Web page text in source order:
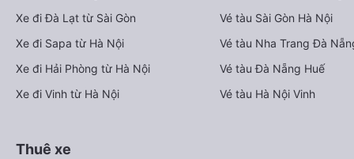
Xe đi Đà Lạt từ Sài Gòn
Xe đi Sapa từ Hà Nội
Xe đi Hải Phòng từ Hà Nội
Xe đi Vinh từ Hà Nội
Vé tàu Sài Gòn Hà Nội
Vé tàu Nha Trang Đà
Vé tàu Đà Nẵng Huế
Vé tàu Hà Nội Vinh
Thuê xe